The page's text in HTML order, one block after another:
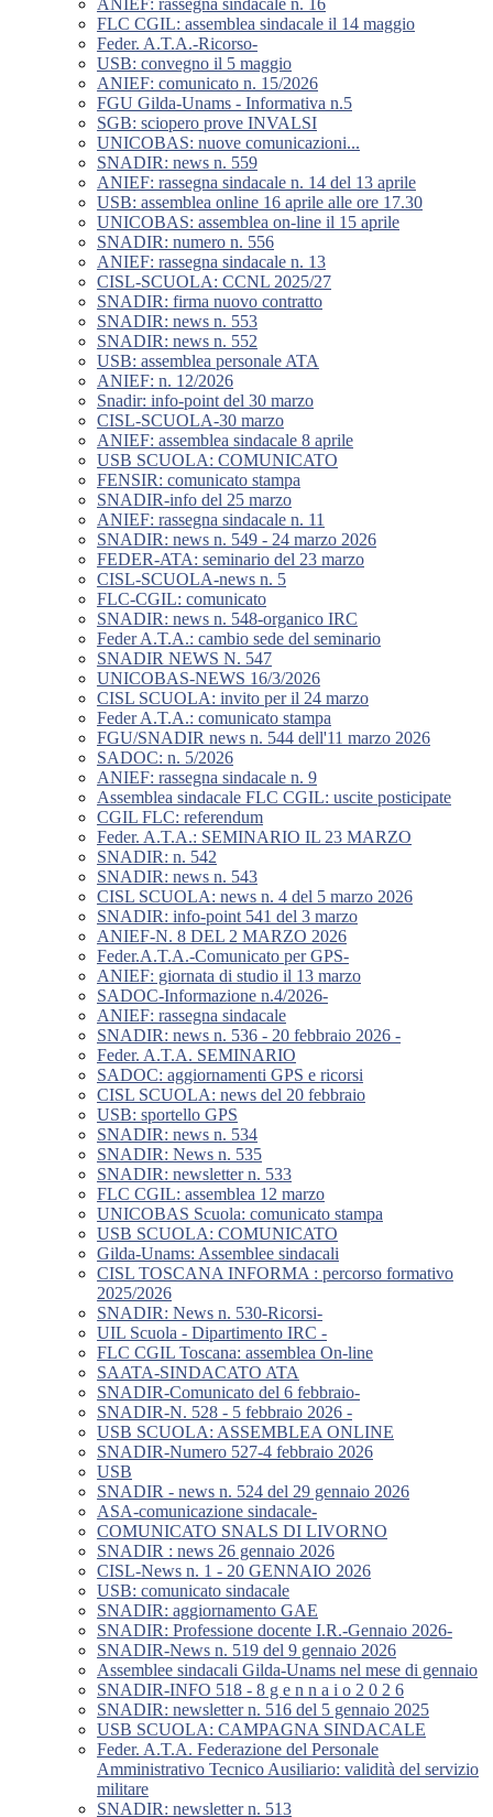
ANIEF: rassegna sindacale n. 16
FLC CGIL: assemblea sindacale il 14 maggio
Feder. A.T.A.-Ricorso-
USB: convegno il 5 maggio
ANIEF: comunicato n. 15/2026
FGU Gilda-Unams - Informativa n.5
SGB: sciopero prove INVALSI
UNICOBAS: nuove comunicazioni...
SNADIR: news n. 559
ANIEF: rassegna sindacale n. 14 del 13 aprile
USB: assemblea online 16 aprile alle ore 17.30
UNICOBAS: assemblea on-line il 15 aprile
SNADIR: numero n. 556
ANIEF: rassegna sindacale n. 13
CISL-SCUOLA: CCNL 2025/27
SNADIR: firma nuovo contratto
SNADIR: news n. 553
SNADIR: news n. 552
USB: assemblea personale ATA
ANIEF: n. 12/2026
Snadir: info-point del 30 marzo
CISL-SCUOLA-30 marzo
ANIEF: assemblea sindacale 8 aprile
USB SCUOLA: COMUNICATO
FENSIR: comunicato stampa
SNADIR-info del 25 marzo
ANIEF: rassegna sindacale n. 11
SNADIR: news n. 549 - 24 marzo 2026
FEDER-ATA: seminario del 23 marzo
CISL-SCUOLA-news n. 5
FLC-CGIL: comunicato
SNADIR: news n. 548-organico IRC
Feder A.T.A.: cambio sede del seminario
SNADIR NEWS N. 547
UNICOBAS-NEWS 16/3/2026
CISL SCUOLA: invito per il 24 marzo
Feder A.T.A.: comunicato stampa
FGU/SNADIR news n. 544 dell'11 marzo 2026
SADOC: n. 5/2026
ANIEF: rassegna sindacale n. 9
Assemblea sindacale FLC CGIL: uscite posticipate
CGIL FLC: referendum
Feder. A.T.A.: SEMINARIO IL 23 MARZO
SNADIR: n. 542
SNADIR: news n. 543
CISL SCUOLA: news n. 4 del 5 marzo 2026
SNADIR: info-point 541 del 3 marzo
ANIEF-N. 8 DEL 2 MARZO 2026
Feder.A.T.A.-Comunicato per GPS-
ANIEF: giornata di studio il 13 marzo
SADOC-Informazione n.4/2026-
ANIEF: rassegna sindacale
SNADIR: news n. 536 - 20 febbraio 2026 -
Feder. A.T.A. SEMINARIO
SADOC: aggiornamenti GPS e ricorsi
CISL SCUOLA: news del 20 febbraio
USB: sportello GPS
SNADIR: news n. 534
SNADIR: News n. 535
SNADIR: newsletter n. 533
FLC CGIL: assemblea 12 marzo
UNICOBAS Scuola: comunicato stampa
USB SCUOLA: COMUNICATO
Gilda-Unams: Assemblee sindacali
CISL TOSCANA INFORMA : percorso formativo
2025/2026
SNADIR: News n. 530-Ricorsi-
UIL Scuola - Dipartimento IRC -
FLC CGIL Toscana: assemblea On-line
SAATA-SINDACATO ATA
SNADIR-Comunicato del 6 febbraio-
SNADIR-N. 528 - 5 febbraio 2026 -
USB SCUOLA: ASSEMBLEA ONLINE
SNADIR-Numero 527-4 febbraio 2026
USB
SNADIR - news n. 524 del 29 gennaio 2026
ASA-comunicazione sindacale-
COMUNICATO SNALS DI LIVORNO
SNADIR : news 26 gennaio 2026
CISL-News n. 1 - 20 GENNAIO 2026
USB: comunicato sindacale
SNADIR: aggiornamento GAE
SNADIR: Professione docente I.R.-Gennaio 2026-
SNADIR-News n. 519 del 9 gennaio 2026
Assemblee sindacali Gilda-Unams nel mese di gennaio
SNADIR-INFO 518 - 8 g e n n a i o 2 0 2 6
SNADIR: newsletter n. 516 del 5 gennaio 2025
USB SCUOLA: CAMPAGNA SINDACALE
Feder. A.T.A. Federazione del Personale
Amministrativo Tecnico Ausiliario: validità del servizio
militare
SNADIR: newsletter n. 513